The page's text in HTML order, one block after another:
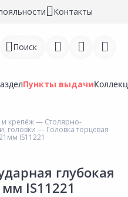
Контакты
Поиск
сравнению
Пункты выдачи
и крепёж— Столярно-
головки — Головка торцевая
IS11221
глубокая
IS11221